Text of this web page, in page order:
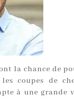
la chance de
coupes de
à une grande